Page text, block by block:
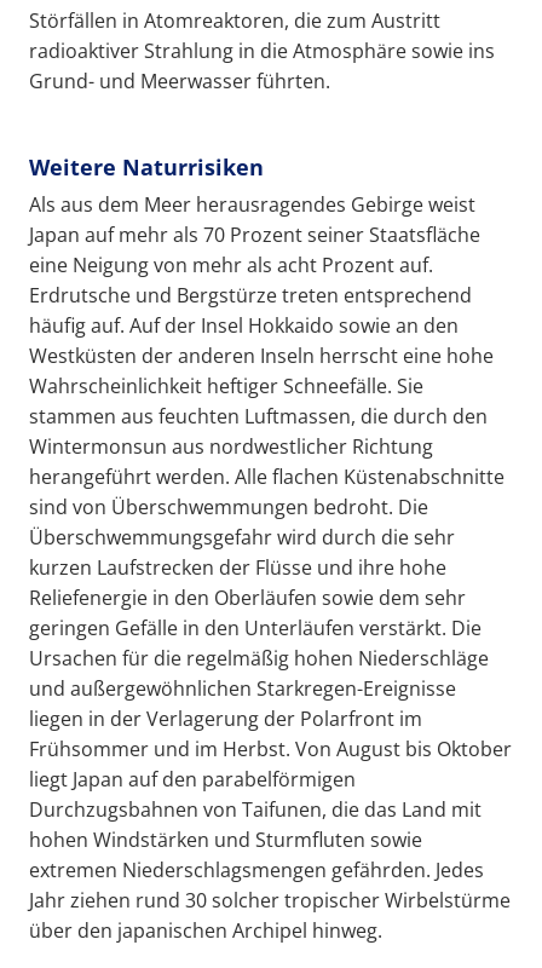
Störfällen in Atomreaktoren, die zum Austritt
radioaktiver Strahlung in die Atmosphäre sowie ins
Grund- und Meerwasser führten.
Weitere Naturrisiken
Als aus dem Meer herausragendes Gebirge weist
Japan auf mehr als 70 Prozent seiner Staatsfläche
eine Neigung von mehr als acht Prozent auf.
Erdrutsche und Bergstürze treten entsprechend
häufig auf. Auf der Insel Hokkaido sowie an den
Westküsten der anderen Inseln herrscht eine hohe
Wahrscheinlichkeit heftiger Schneefälle. Sie
stammen aus feuchten Luftmassen, die durch den
Wintermonsun aus nordwestlicher Richtung
herangeführt werden. Alle flachen Küstenabschnitte
sind von Überschwemmungen bedroht. Die
Überschwemmungsgefahr wird durch die sehr
kurzen Laufstrecken der Flüsse und ihre hohe
Reliefenergie in den Oberläufen sowie dem sehr
geringen Gefälle in den Unterläufen verstärkt. Die
Ursachen für die regelmäßig hohen Niederschläge
und außergewöhnlichen Starkregen-Ereignisse
liegen in der Verlagerung der Polarfront im
Frühsommer und im Herbst. Von August bis Oktober
liegt Japan auf den parabelförmigen
Durchzugsbahnen von Taifunen, die das Land mit
hohen Windstärken und Sturmfluten sowie
extremen Niederschlagsmengen gefährden. Jedes
Jahr ziehen rund 30 solcher tropischer Wirbelstürme
über den japanischen Archipel hinweg.